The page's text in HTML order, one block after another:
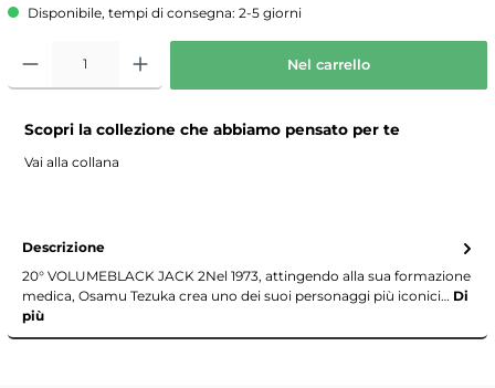
Disponibile, tempi di consegna: 2-5 giorni
Nel carrello
Scopri la collezione che abbiamo pensato per te
Vai alla collana
Descrizione
20° VOLUMEBLACK JACK 2Nel 1973, attingendo alla sua formazione
medica, Osamu Tezuka crea uno dei suoi personaggi più iconici… Di
più